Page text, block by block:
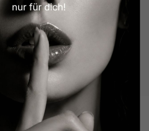
Apéro